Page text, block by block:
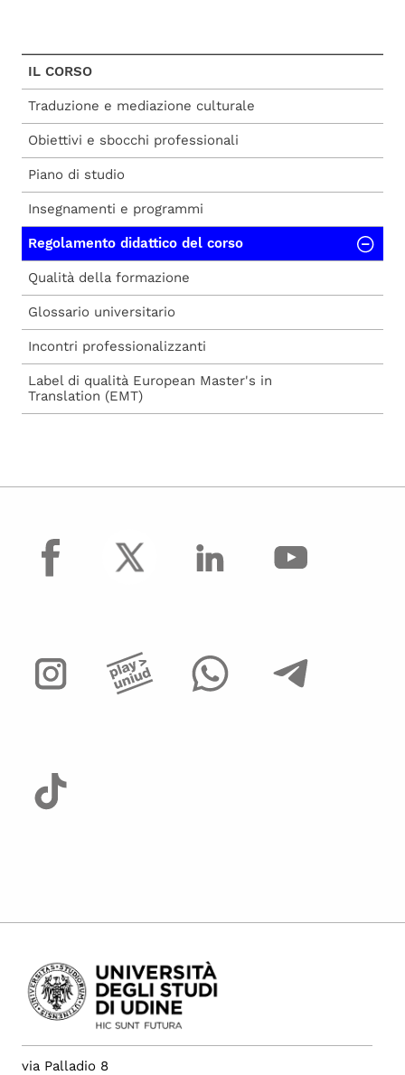
IL CORSO
Traduzione e mediazione culturale
Obiettivi e sbocchi professionali
Piano di studio
Insegnamenti e programmi
Regolamento didattico del corso
Qualità della formazione
Glossario universitario
Incontri professionalizzanti
Label di qualità European Master's in
Translation (EMT)
facebook
via Palladio 8